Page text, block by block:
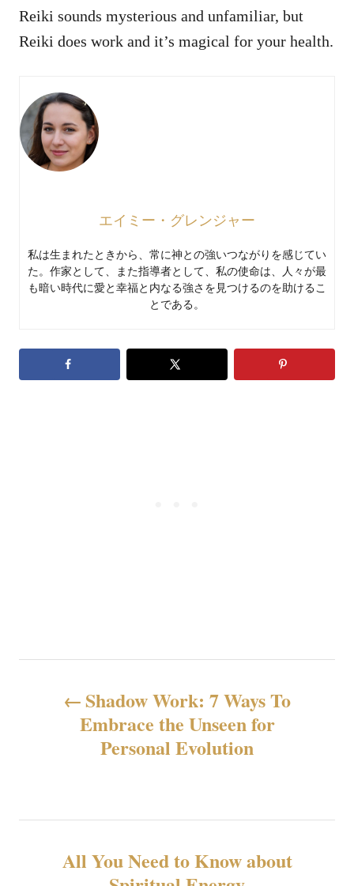
Reiki sounds mysterious and unfamiliar, but
Reiki does work and it’s magical for your health.
エイミー・グレンジャー
私は生まれたときから、常に神との強いつながりを感じてい
た。作家として、また指導者として、私の使命は、人々が最
も暗い時代に愛と幸福と内なる強さを見つけるのを助けるこ
とである。
ゲ
Shadow Work: 7 Ways To
Embrace the Unseen for
Personal Evolution
All You Need to Know about